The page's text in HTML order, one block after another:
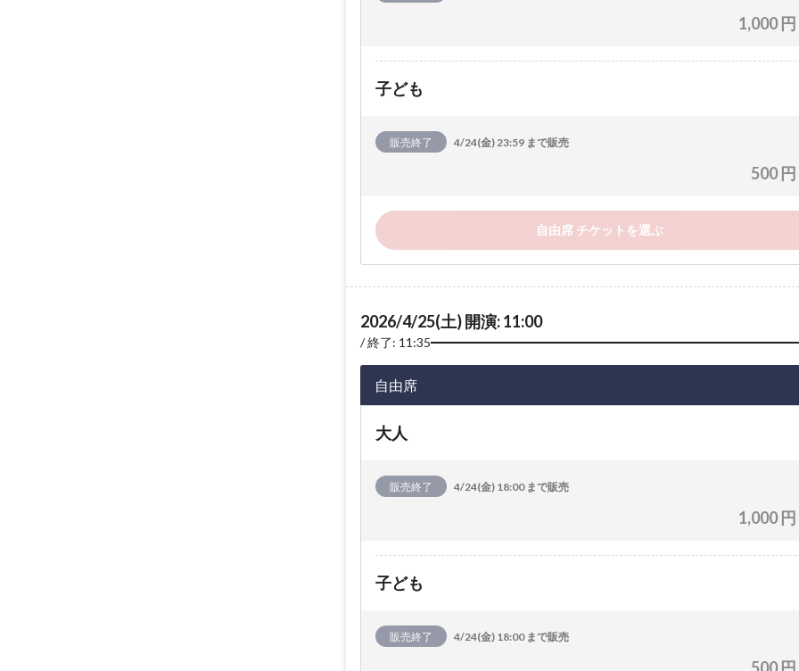
1,000 円
子ども
販売終了 4/24(金) 23:59 まで販売
500 円
自由席 チケットを選ぶ
2026/4/25(土) 開演: 11:00
終了: 11:35
自由席
大人
販売終了 4/24(金) 18:00 まで販売
1,000 円
子ども
販売終了 4/24(金) 18:00 まで販売